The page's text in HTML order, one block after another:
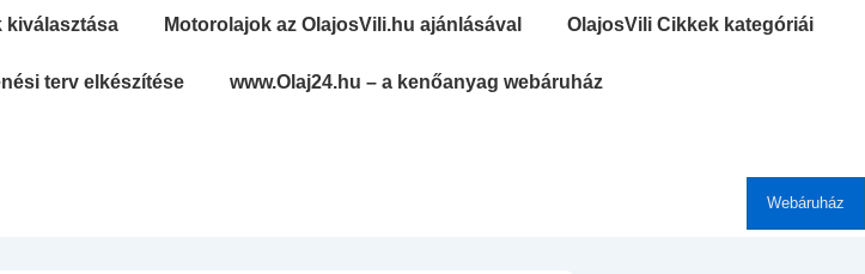
kiválasztása Motorolajok az OlajosVili.hu ajánlásával OlajosVili Cikkek kategóriái
terv elkészítése www.Olaj24.hu – a kenőanyag webáruház
Webáruház